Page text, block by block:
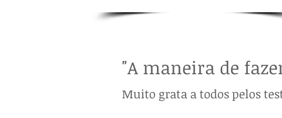
"A maneira de
Muito grata a todos pelos